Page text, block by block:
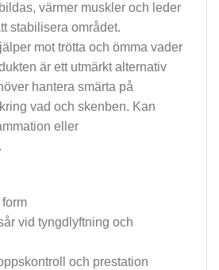
värmer muskler och leder
stabilisera området.
mot trötta och ömma vader
är ett utmärkt alternativ
hantera smärta på
vad och skenben. Kan
eller
vid tyngdlyftning och
och prestation